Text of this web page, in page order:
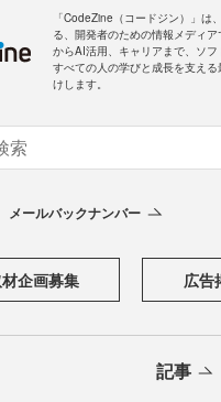
「CodeZine（コードジン）」は
る、開発者のための情報メディ
からAI活用、キャリアまで、ソ
すべての人の学びと成長を支え
けします。
メールバックナンバー
企画募集 広告
記事